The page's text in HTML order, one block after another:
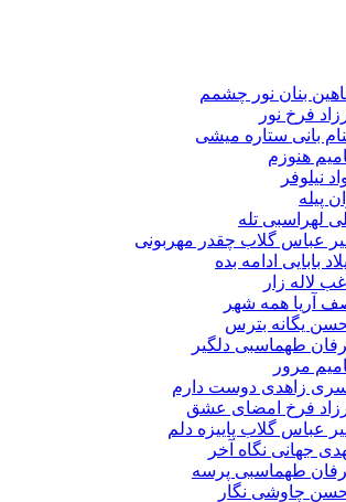
بنان نور چشمم
فرخ نور
بانی ستاره میشی
هنوزم
نیلوفر
پیله
لهراسبی تله
عباس گلاب چقدر مهربونی
بابایی ادامه بده
لاله زار
آریا همه شهر
یگانه بترس
طهماسبی دلگیر
مرور
زاهدی دوست دارم
فرخ امضای عشق
عباس گلاب پاییزه دلم
جهانی نگاه آخر
طهماسبی پرسه
چاوشی نگار